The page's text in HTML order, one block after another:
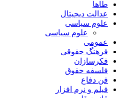
طاها
عدالت دیجیتال
علوم سیاسی
علوم سیاسی
عمومی
فرهنگ حقوقی
فکرسازان
فلسفه حقوق
فن دفاع
فیلم و نرم افزار